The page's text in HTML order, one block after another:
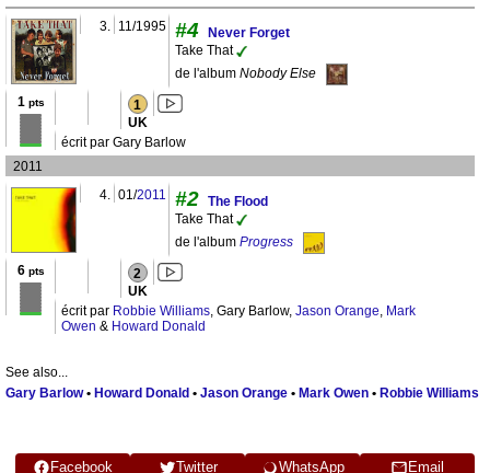
3. 11/1995 #4
Never Forget
Take That
de l'album Nobody Else
1 pts 1
UK
écrit par Gary Barlow
2011
4. 01/2011 #2 The Flood
Take That
de l'album Progress
6pts 2
UK
écrit par Robbie Williams , Gary Barlow, Jason Orange Mark
Owen & Howard Donald
See also...
Gary Barlow• Howard Donald • Jason Orange • Mark Owen • Robbie Williams
Facebook Twitter WhatsApp Email